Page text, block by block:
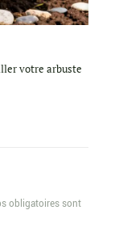
votre arbuste
obligatoires sont